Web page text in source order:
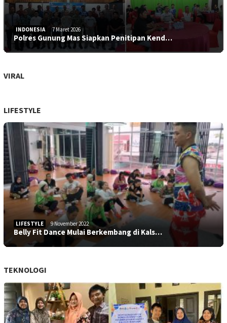
INDONESIA 7 Maret 2026
Polres Gunung Mas Siapkan Penitipan Kend…
VIRAL
LIFESTYLE
LIFESTYLE 9 November 2022
Belly Fit Dance Mulai Berkembang di Kals…
TEKNOLOGI